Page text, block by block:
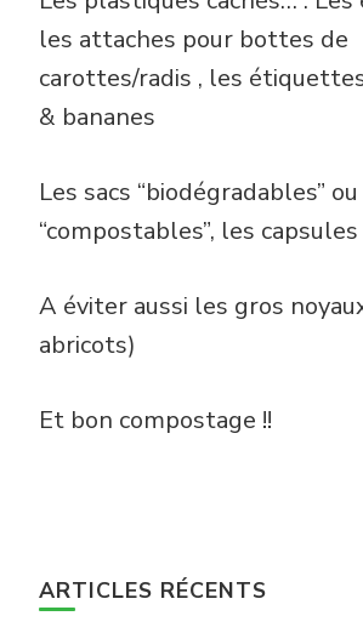
les attaches pour bottes de
carottes/radis , les
& bananes
Les sacs “biodégradables” ou
“compostables”, les capsules
A éviter aussi les gros
abricots)
Et bon compostage !!
ARTICLES RÉCENTS